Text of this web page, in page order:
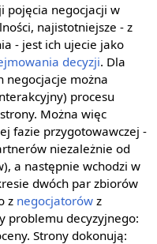
pojęcia negocjacji w
najistotniejsze - z
- jest ich ujecie jako
decyzji. Dla
negocjacje można
procesu
Można więc
fazie przygotowawczej -
niezależnie od
a następnie wchodzi w
dwóch par zbiorów
z negocjatorówz
problemu decyzyjnego:
Strony dokonują: